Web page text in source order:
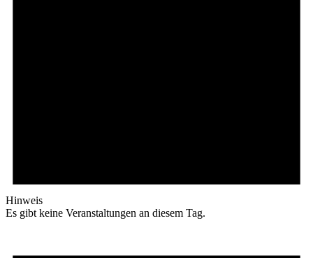
Hinweis
Es gibt keine Veranstaltungen an diesem Tag.